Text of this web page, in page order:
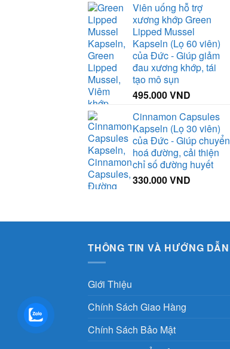
Viên uống hỗ trợ
xương khớp Green
Lipped Mussel
Kapseln (Lọ 60 viên)
của Đức - Giúp giảm
đau xương khớp, tái
tạo mô sụn
495.000VND
Cinnamon Capsules
Kapseln (Lọ 30 viên)
của Đức - Giúp chuyển
hoá đường, cải thiện
chỉ số đường huyết
330.000VND
THÔNG TIN VÀ HƯỚNG DẪN
Giới Thiệu
Chính Sách Giao Hàng
Chính Sách Bảo Mật